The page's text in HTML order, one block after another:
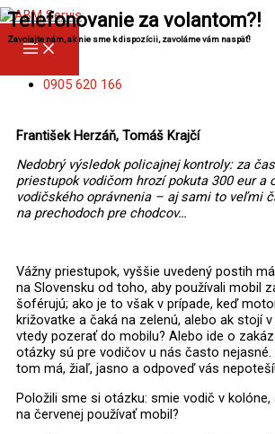
Preskočiť
na
obsah
MAIN
MENU
Telefonovanie za volantom?!
Zavolajte nám, ak nie sme k dispozícii, zavoláme vám naspäť!
0905 620 166
František Herzáň, Tomáš Krajčí
Nedobrý výsledok policajnej kontroly: za
priestupok vodičom hrozí pokuta 300 eur a
vodičského oprávnenia – aj sami to veľmi
na prechodoch pre chodcov…
Vážny priestupok, vyššie uvedený postih
na Slovensku od toho, aby používali mobil
šoférujú; ako je to však v prípade, keď
križovatke a čaká na zelenú, alebo ak stojí
vtedy pozerať do mobilu? Alebo ide o
otázky sú pre vodičov u nás často nejasné.
tom má, žiaľ, jasno a odpoveď vás nepoteší!
Položili sme si otázku: smie vodič v kolóne,
na červenej používať mobil?